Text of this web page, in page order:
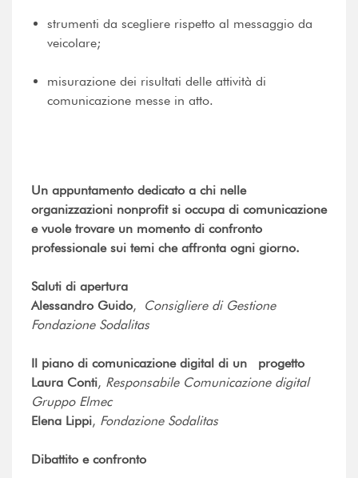
strumenti da scegliere rispetto al messaggio da
veicolare;
misurazione dei risultati delle attività di
comunicazione messe in atto.
Un appuntamento dedicato a chi nelle
organizzazioni nonprofit si occupa di comunicazione
e vuole trovare un momento di confronto
professionale sui temi che affronta ogni giorno.
Saluti di apertura
Alessandro Guido,
Consigliere di Gestione
Fondazione Sodalitas
Il piano di comunicazione digital di un progetto
Laura Conti, Responsabile Comunicazione digital
Gruppo Elmec
Elena Lippi, Fondazione Sodalitas
Dibattito e confronto